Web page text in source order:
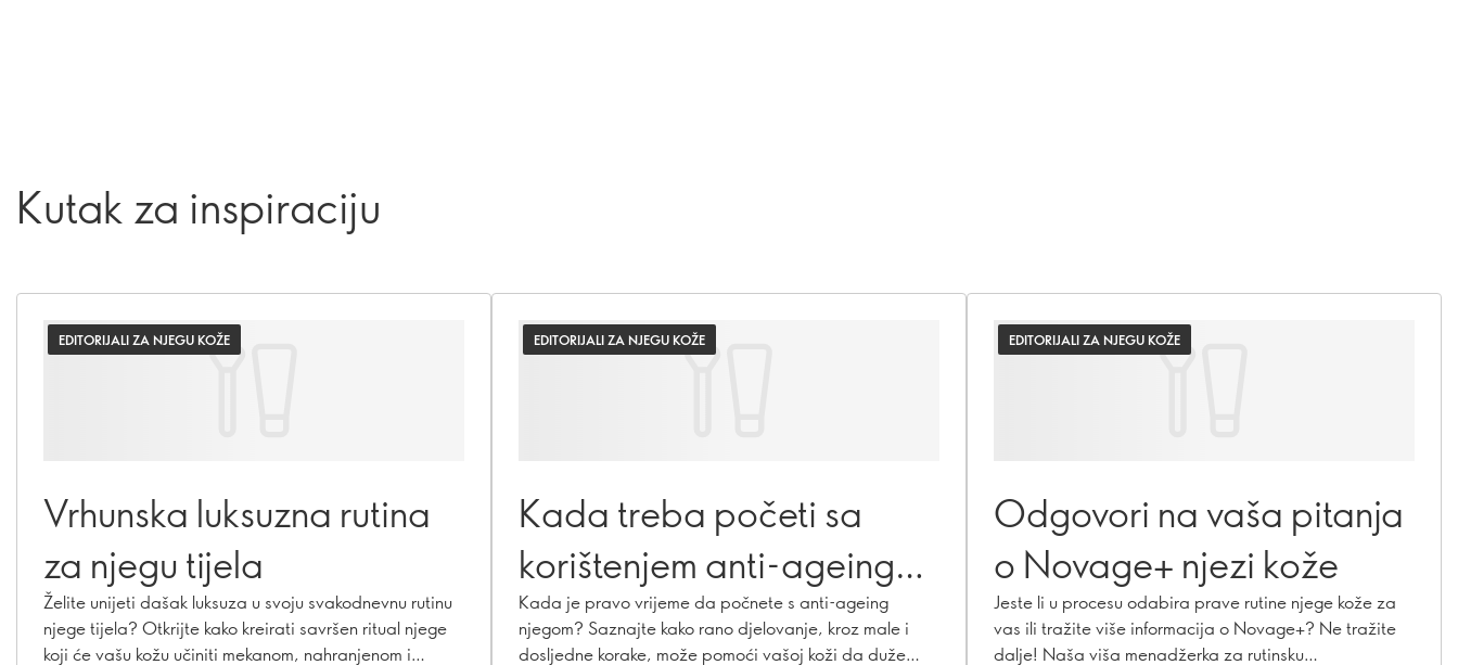
Kutak za inspiraciju
EDITORIJALI ZA NJEGU KOŽE
Vrhunska luksuzna rutina
za njegu tijela
Želite unijeti dašak luksuza u svoju svakodnevnu rutinu
njege tijela? Otkrijte kako kreirati savršen ritual njege
koji će vašu kožu učiniti mekanom, nahranjenom i
EDITORIJALI ZA NJEGU KOŽE
Kada treba početi sa
korištenjem anti-ageing
proizvoda za njegu kože?
Kada je pravo vrijeme da počnete s anti-ageing
njegom? Saznajte kako rano djelovanje, kroz male i
dosljedne korake, može pomoći vašoj koži da duže
EDITORIJALI ZA NJEGU KOŽE
Odgovori na vaša pitanja
o Novage+ njezi kože
Jeste li u procesu odabira prave rutine njege kože za
vas ili tražite više informacija o Novage+? Ne tražite
dalje! Naša viša menadžerka za rutinsku